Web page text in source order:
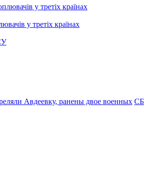
у третіх країнах
Авдеевку, ранены двое военных